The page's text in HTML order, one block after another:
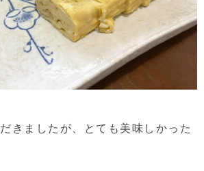
きましたが、とても美味しかった